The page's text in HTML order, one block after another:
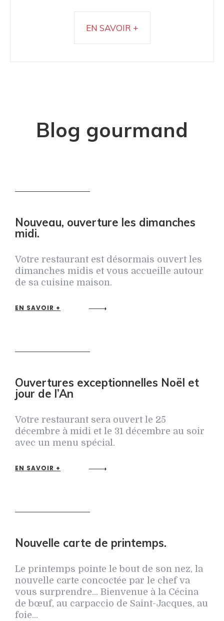
EN SAVOIR +
Blog gourmand
Nouveau, ouverture les dimanches
midi.
Votre restaurant est désormais ouvert les
dimanches midis et vous accueille autour
de sa cuisine maison.
EN SAVOIR +
Ouvertures exceptionnelles Noël et
jour de l’An
Votre restaurant sera ouvert le 25
décembre à midi et le 31 décembre au soir
avec un menu spécial.
EN SAVOIR +
Nouvelle carte de printemps.
Le printemps pointe le bout de son nez, la
nouvelle carte concoctée par le chef va
vous surprendre... Bienvenue à la Cécina
de bœuf, au carpaccio de Saint-Jacques, au
foie...